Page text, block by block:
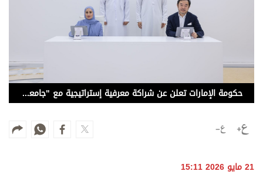
فيديو
بودكاست
قصة صورة
حكومة الإمارات تعلن عن شراكة معرفية إستراتيجية مع "جامعة محمد بن زايد للذكاء الاصطناعي"
21 مايو 2026 15:11